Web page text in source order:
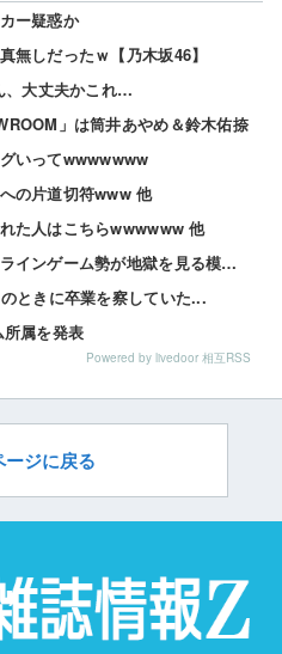
ー疑惑か
無しだったｗ【乃木坂46】
、大丈夫かこれ…
」は筒井あやめ＆鈴木佑捺
いってwwwwwww
の片道切符www 他
た人はこちらwwwwww 他
悲報、ネット無料の物件、オンラインゲーム勢が地獄を見る模様wwwwww 他
ときに卒業を察していた...
属を発表
Powered by livedoor 相互RSS
ージに戻る